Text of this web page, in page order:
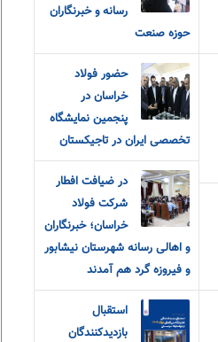
رسانه و خبرنگاران
حوزه صنعت
حضور فولاد
خراسان در
پنجمین نمایشگاه
تخصصی ایران در تاجیکستان
در ضیافت افطار
شرکت فولاد
خراسان؛ خبرنگاران
و اهالی رسانه شهرستان نیشابور
و فیروزه گرد هم آمدند
استقبال
بازدیدکنندگان